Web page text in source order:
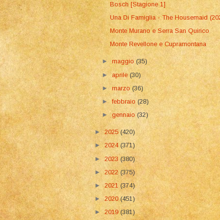
Bosch [Stagione 1]
Una Di Famiglia - The Housemaid
Monte Murano e Serra San Quirico
Monte Revellone e Cupramontana
►maggio(35)
►aprile(30)
►marzo(36)
►febbraio(28)
►gennaio(32)
► 2025(420)
► 2024(371)
►2023 (380)
►2022 (375)
►2021(374)
►2020(451)
►2019 (381)